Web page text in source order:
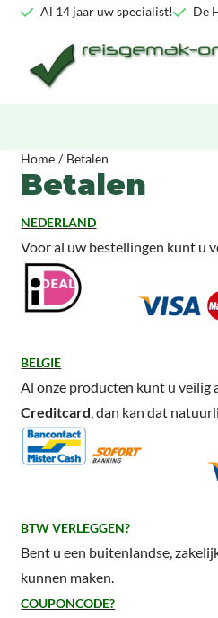
Cookievoorkeuren zijn
Al 14 jaar uw specialist! De
Home / Betalen
Betalen
NEDERLAND
Voor al uw bestellingen kunt u
BELGIE
Al onze producten kunt u veilig
Creditcard, dan kan dat
BTW VERLEGGEN?
Bent u een buitenlandse,
kunnen maken.
COUPONCODE?